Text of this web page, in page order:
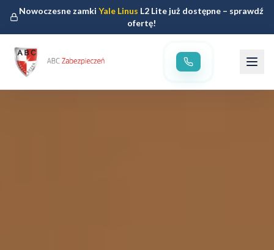
Nowoczesne zamkiYale Linus L2 Lite już dostępne – sprawdź
ofertę!